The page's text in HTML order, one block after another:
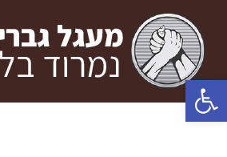
פתח סרגל נגישות